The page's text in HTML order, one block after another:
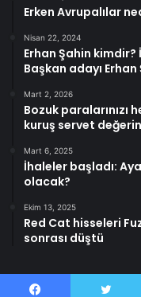
Erken Avrupalılar
Nisan 22, 2024
Erhan Şahin kimdir?
Başkan adayı
Mart 2, 2026
Bozuk paralarınızı
kuruş servet
Mart 6, 2025
İhaleler başladı:
olacak?
Ekim 13, 2025
Red Cat hisseleri
sonrası düştü